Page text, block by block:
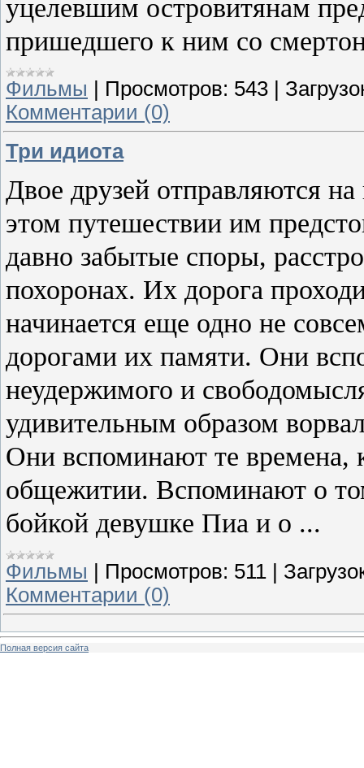
уцелевшим островитянам
пришедшего к ним со
Фильмы Просмотров: 543
Комментарии (0)
Три идиота
Двое друзей отправляются
этом путешествии им
давно забытые споры,
похоронах. Их дорога
начинается еще одно не
дорогами их памяти. Они
неудержимого и
удивительным образом
Они вспоминают те времена,
общежитии. Вспоминают о
бойкой девушке Пиа и о ...
Фильмы Просмотров: 511
Комментарии (0)
Полная версия сайта